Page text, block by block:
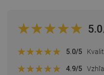
5.0
5.0/5
4.9/5